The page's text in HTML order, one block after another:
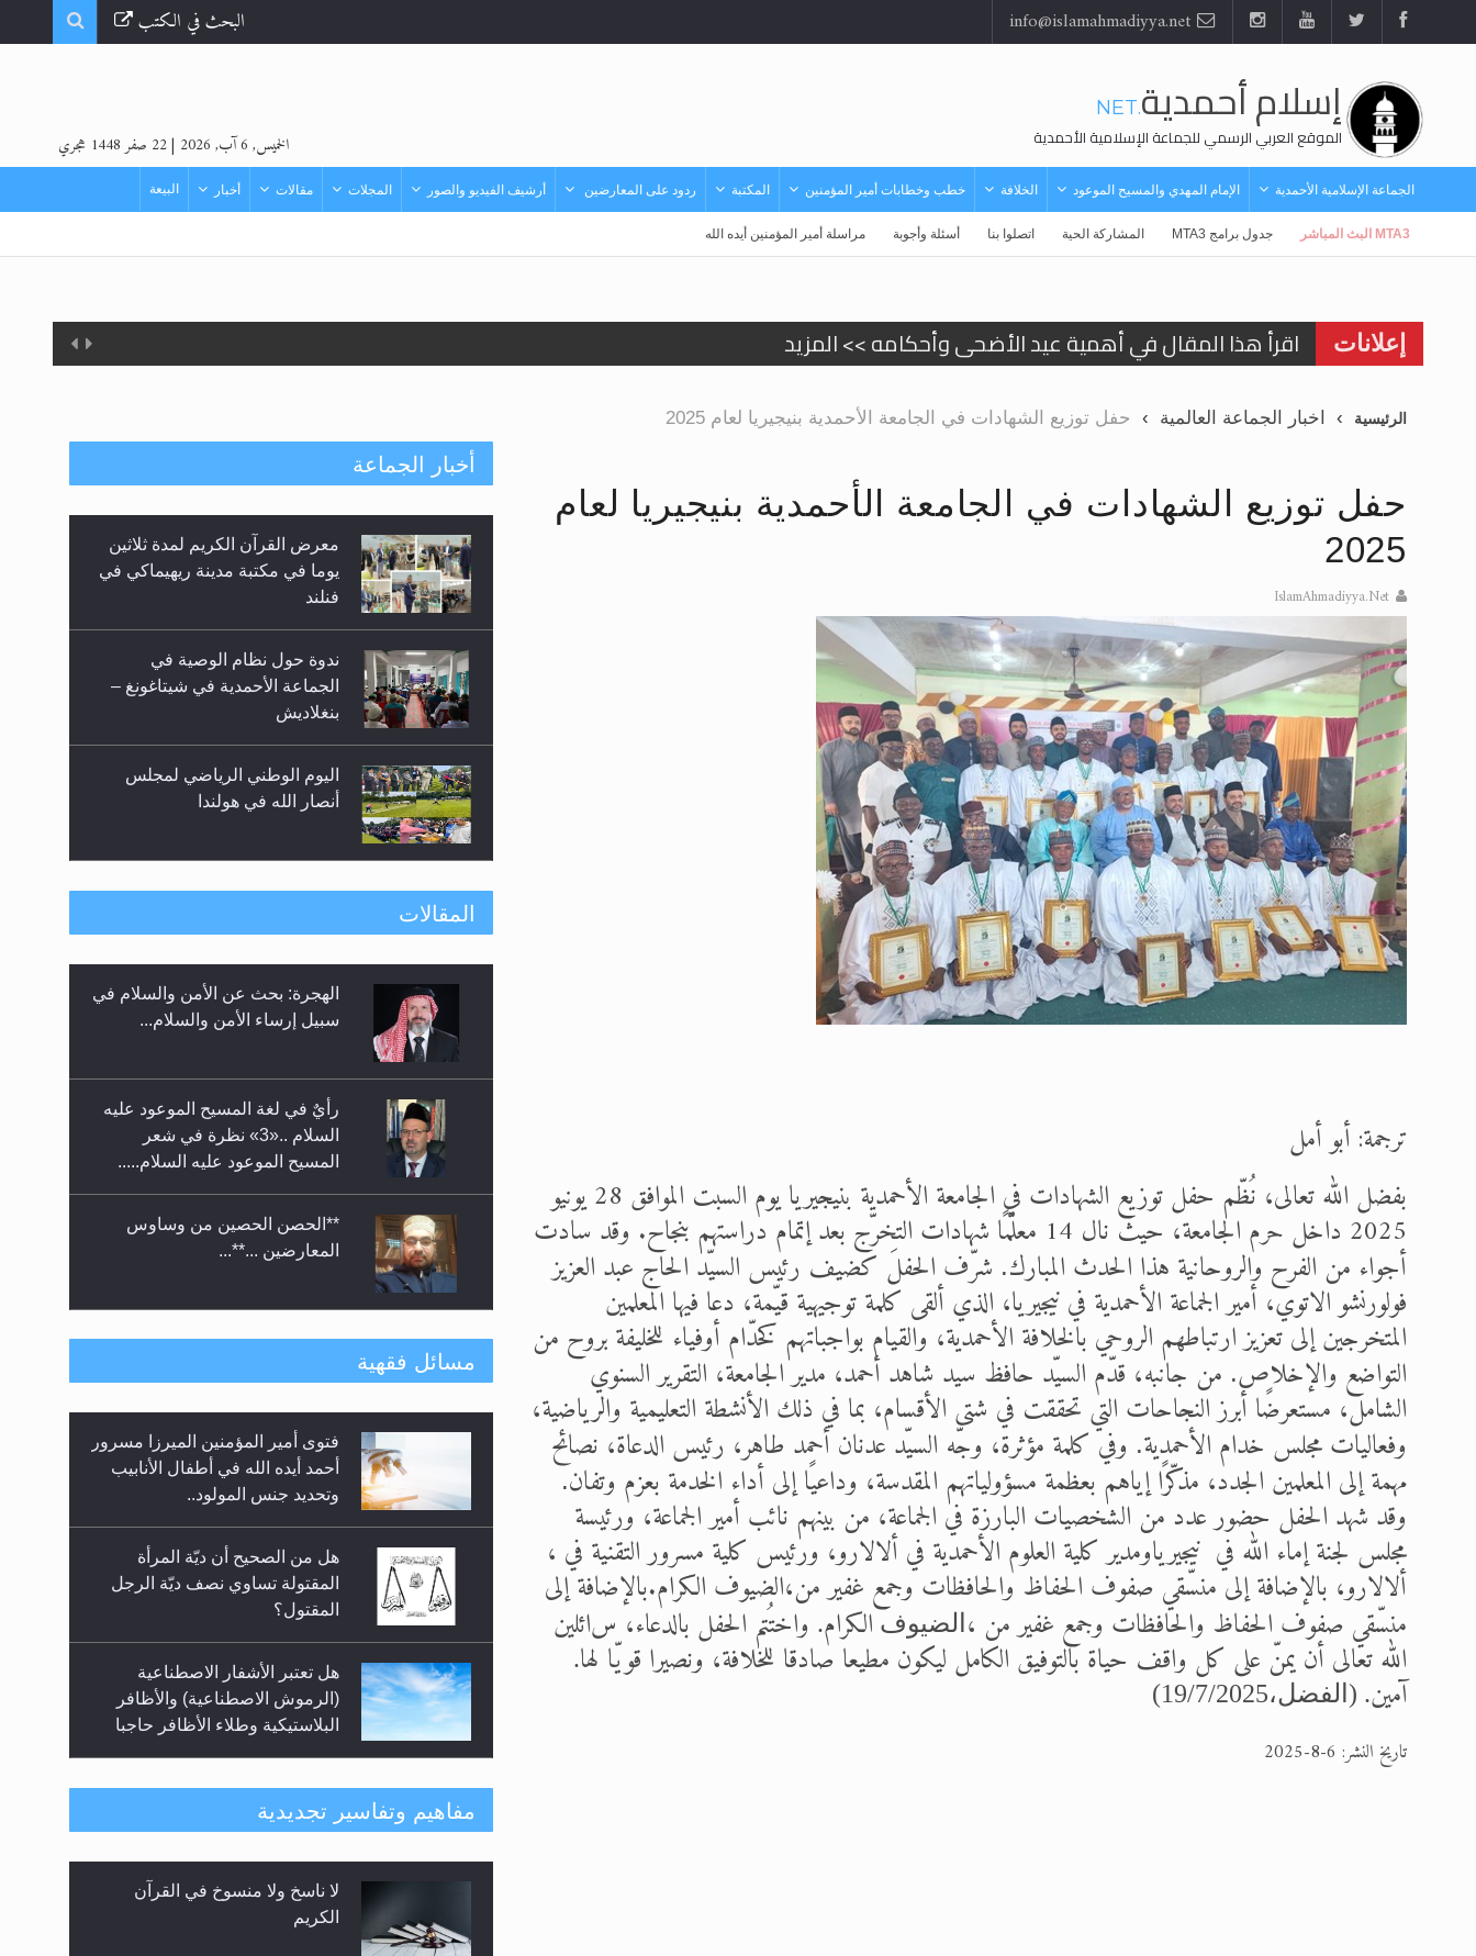
البحث في الكتب
إسلام أحمدية.NET
الموقع العربي الرسمي للجماعة الإسلامية الأحمدية الخميس, 6 آب, 2026 |22 صفر 1448 هجري
الجماعة الإسلامية الأحمدية الإمام المهدي والمسيح الموعود الخلافة خطب وخطابات أمير المؤمنين المكتبة ردود على المعارضين أرشيف الفيديو والصور المجلات مقالات أخبار البيعة
MTA3 البث المباشر جدول برامج MTA3 المشاركة الحية اتصلوا بنا أسئلة وأجوبة مراسلة أمير المؤمنين أيده الله
إعلانات
اقرأ هذا المقال في أهمية عيد الأضحى وأحكامه >> المزيد
تعميم هامّ لأفراد الجماعة >> المزيد
تعميم هامّ لأفراد الجماعة >> المزيد
إعلان هامّ بخصوص الرسائل المرسلة إلى حضرة امير المؤمنين أيده الله والمكتب العربي >> المزيد
للانتقال إلى كافة الردود على القمص زكريا يطرس وأعداء الإسلام اضغط هنا >> المزيد
اقرأ هذا الكتاب وتعرّف على حقيقة الإسراء والمعراج >> المزيد
عرض مصوَّر لأقوال المستشرقين في خاتم النبيين صلى الله عليه وسلم >> المزيد
الحجّ.. دلالات، حِكم، وأهداف >> المزيد
الرئيسية اخبار الجماعة العالمية حفل توزيع الشهادات في الجامعة الأحمدية بنيجيريا لعام 2025
حفل توزيع الشهادات في الجامعة الأحمدية بنيجيريا لعام
2025
IslamAhmadiyya.Net
ترجمة: أبو أمل
بفضل الله تعالى، نُظّم حفل توزيع الشهادات في الجامعة الأحمدية بنيجيريا يوم السبت الموافق 28 يونيو
2025 داخل حرم الجامعة، حيث نال 14 معلّمًا شهادات التخرّج بعد إتمام دراستهم بنجاح. وقد سادت
أجواء من الفرح والروحانية هذا الحدث المبارك. شرّف الحفلَ كضيف رئيس السيّد الحاج عبد العزيز
فولورنشو الاتوي، أمير الجماعة الأحمدية في نيجيريا، الذي ألقى كلمة توجيهية قيّمة، دعا فيها المعلمين
المتخرجين إلى تعزيز ارتباطهم الروحي بالخلافة الأحمدية، والقيام بواجباتهم كخدّام أوفياء للخليفة بروح من
التواضع والإخلاص. من جانبه، قدّم السيّد حافظ سيد شاهد أحمد، مدير الجامعة، التقرير السنوي
الشامل، مستعرضًا أبرز النجاحات التي تحققت في شتى الأقسام، بما في ذلك الأنشطة التعليمية والرياضية،
وفعاليات مجلس خدام الأحمدية. وفي كلمة مؤثرة، وجّه السيّد عدنان أحمد طاهر، رئيس الدعاة، نصائح
مهمة إلى المعلمين الجدد، مذكّرًا إياهم بعظمة مسؤولياتهم المقدسة، وداعيًا إلى أداء الخدمة بعزم وتفان.
وقد شهد الحفل حضور عدد من الشخصيات البارزة في الجماعة، من بينهم نائب أمير الجماعة، ورئيسة
مجلس لجنة إماء الله في نيجيريا ، ومدير كلية العلوم الأحمدية في ألالارو، ورئيس كلية مسرور التقنية في
ألالارو، بالإضافة إلى منسّقي صفوف الحفاظ والحافظات الضيوف الكرام.بالإضافة إلى
منسّقي صفوف الحفاظ والحافظات
الضيوف الكرام. واختُتم الحفل بالدعاء، سائلين
الله تعالى أن يمنّ على كل واقف حياة بالتوفيق الكامل ليكون مطيعا صادقا للخلافة، ونصيرا قويّا لها.
آمين. (الفضل،19/7/2025)
تاريخ النشر: 6-8-2025
أخبار الجماعة
معرض القرآن الكريم لمدة ثلاثين
يوما في مكتبة مدينة ريهيماكي في
فنلند
ندوة حول نظام الوصية في
الجماعة الأحمدية في شيتاغونغ –
بنغلاديش
اليوم الوطني الرياضي لمجلس
أنصار الله في هولندا
إتمام حفظ القرآن الكريم لثلاثة
حفل توزيع الشهادات في الجامعة
الأحمدية بنيجيريا لعام 2025
المقالات
الهجرة: بحث عن الأمن والسلام في
سبيل إرساء الأمن والسلام...
رأيٌ في لغة المسيح الموعود عليه
السلام ..«3» نظرة في شعر
المسيح الموعود عليه السلام.....
**الحصن الحصين من وساوس
المعارضين ...**...
متطلَّبات التّحريك الجديد...
رأيٌ في لغة المسيح الموعود عليه
السلام.. 4...
مسائل فقهية
فتوى أمير المؤمنين الميرزا مسرور
أحمد أيده الله في أطفال الأنابيب
وتحديد جنس المولود..
هل من الصحيح أن ديّة المرأة
المقتولة تساوي نصف ديّة الرجل
المقتول؟
هل تعتبر الأشفار الاصطناعية
(الرموش الاصطناعية) والأظافر
البلاستيكية وطلاء الأظافر حاجبا
هل يُحسب حول الزكاة وفق السنة
الميلادية أو الهجرية؟
هل يجوز فتح مشروع كوافير نسائي
للمحجبات وغير المحجبات؟
مفاهيم وتفاسير تجديدية
لا ناسخ ولا منسوخ في القرآن
الكريم